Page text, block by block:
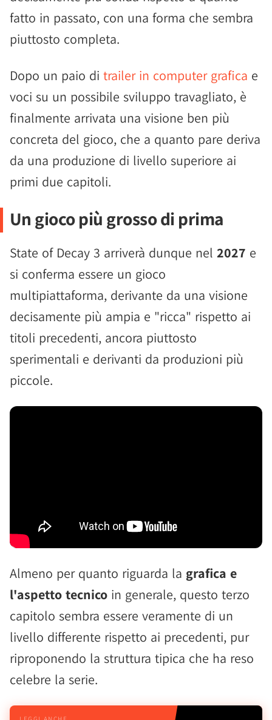
fatto in passato, con una forma che sembra
piuttosto completa.
Dopo un paio di trailer in computer grafica e
voci su un possibile sviluppo travagliato, è
finalmente arrivata una visione ben più
concreta del gioco, che a quanto pare deriva
da una produzione di livello superiore ai
primi due capitoli.
Un gioco più grosso di prima
State of Decay 3 arriverà dunque nel 2027 e
si conferma essere un gioco
multipiattaforma, derivante da una visione
decisamente più ampia e "ricca" rispetto ai
titoli precedenti, ancora piuttosto
sperimentali e derivanti da produzioni più
piccole.
Almeno per quanto riguarda la grafica e
l'aspetto tecnico in generale, questo terzo
capitolo sembra essere veramente di un
livello differente rispetto ai precedenti, pur
riproponendo la struttura tipica che ha reso
celebre la serie.